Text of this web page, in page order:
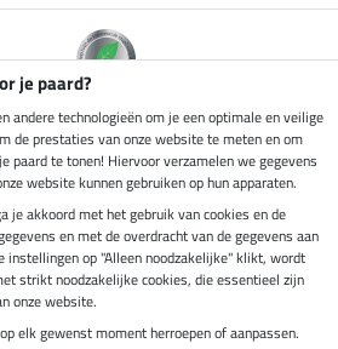
Impressum
je paard?
andere technologieën om je een optimale en veilige
de prestaties van onze website te meten en om
paard te tonen! Hiervoor verzamelen we gegevens
website kunnen gebruiken op hun apparaten.
je akkoord met het gebruik van cookies en de
en met de overdracht van de gegevens aan
instellingen op "Alleen noodzakelijke" klikt, wordt
strikt noodzakelijke cookies, die essentieel zijn
onze website.
elk gewenst moment herroepen of aanpassen.